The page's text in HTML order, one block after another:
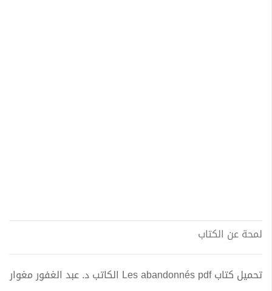
لمحة عن الكتاب
تحميل كتاب Les abandonnés pdf الكاتب د. عبد الغفور مغوار